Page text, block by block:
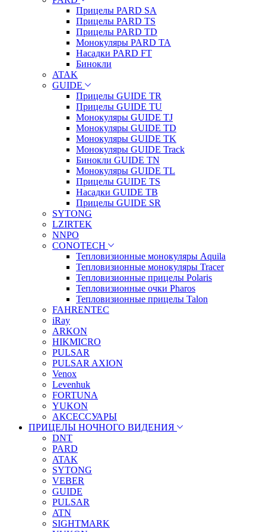
Прицелы PARD SA
Прицелы PARD TS
Прицелы PARD TD
Монокуляры PARD TA
Насадки PARD FT
Бинокли
ATAK
GUIDE
Прицелы GUIDE TR
Прицелы GUIDE TU
Монокуляры GUIDE TJ
Монокуляры GUIDE TD
Монокуляры GUIDE TK
Монокуляры GUIDE Track
Бинокли GUIDE TN
Монокуляры GUIDE TL
Прицелы GUIDE TS
Насадки GUIDE TB
Прицелы GUIDE SR
SYTONG
LZIRTEK
NNPO
CONOTECH
Тепловизионные монокуляры Aquila
Тепловизионные монокуляры Tracer
Тепловизионные прицелы Polaris
Тепловизионные очки Pharos
Тепловизионные прицелы Talon
FAHRENTEC
iRay
ARKON
HIKMICRO
PULSAR
PULSAR AXION
Venox
Levenhuk
FORTUNA
YUKON
АКСЕССУАРЫ
ПРИЦЕЛЫ НОЧНОГО ВИДЕНИЯ
DNT
PARD
ATAK
SYTONG
VEBER
GUIDE
PULSAR
ATN
SIGHTMARK